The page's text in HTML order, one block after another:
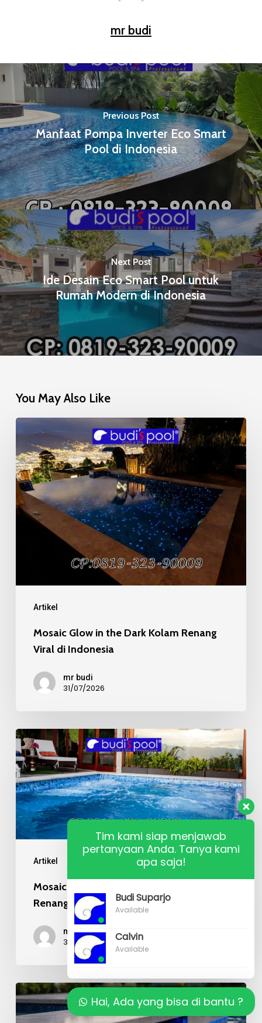
mr budi
Previous Post
Manfaat Pompa Inverter Eco Smart
Pool di Indonesia
Next Post
Ide Desain Eco Smart Pool untuk
Rumah Modern di Indonesia
You May Also Like
Artikel
Mosaic
Glow
in
the
Dark
Kolam
Renang
Mosaic Glow in the Dark Kolam Renang
Viral di Indonesia
mr budi
31/07/2026
Artikel
Mosaic
Kaca
Recycle
pada
Kolam
Renang
Mosaic Kaca Recycle pada Kolam
Renang Mewah
mr budi
31/07/2026
Kualitas
Material
Tim kami siap menjawab
pertanyaan Anda. Tanya kami
apa saja!
Budi Suparjo
Available
Calvin
Available
Hai, Ada yang bisa di bantu ?